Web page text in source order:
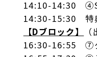
14:10-14:30
14:30-15:30 特
【Dブロック】
16:30-16:55 ⑦